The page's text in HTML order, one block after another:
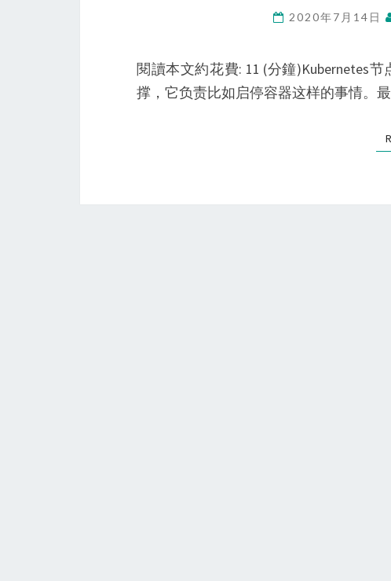
2020年7月14日
閱讀本文約花費: 11 (分鐘)Kubernetes
撑，它负责比如启停容器这样的事情。